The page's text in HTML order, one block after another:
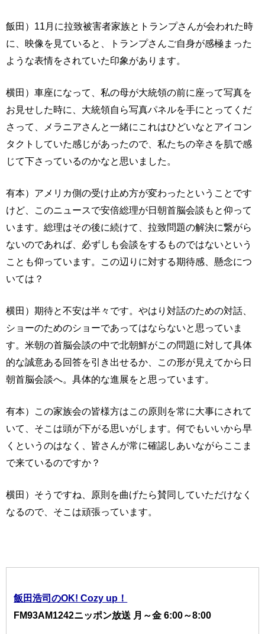
飯田）11月に拉致被害者家族とトランプさんが会われた時
に、映像を見ていると、トランプさんご自身が感極まった
ような表情をされていた印象があります。
横田）車座になって、私の母が大統領の前に座って写真を
お見せした時に、大統領自ら写真パネルを手にとってくだ
さって、メラニアさんと一緒にこれはひどいなとアイコン
タクトしていた感じがあったので、私たちの辛さを肌で感
じて下さっているのかなと思いました。
有本）アメリカ側の受け止め方が変わったということです
けど、このニュースで安倍総理が日朝首脳会談もと仰って
います。総理はその後に続けて、拉致問題の解決に繋がら
ないのであれば、必ずしも会談をするものではないという
ことも仰っています。この辺りに対する期待感、懸念につ
いては？
横田）期待と不安は半々です。やはり対話のための対話、
ショーのためのショーであってはならないと思っていま
す。米朝の首脳会談の中で北朝鮮がこの問題に対して具体
的な誠意ある回答を引き出せるか、この形が見えてから日
朝首脳会談へ。具体的な進展をと思っています。
有本）この家族会の皆様方はこの原則を常に大事にされて
いて、そこは頭が下がる思いがします。何でもいいから早
くというのはなく、皆さんが常に確認しあいながらここま
で来ているのですか？
横田）そうですね、原則を曲げたら賛同していただけなく
なるので、そこは頑張っています。
飯田浩司のOK! Cozy up！
FM93AM1242ニッポン放送 月～金 6:00～8:00